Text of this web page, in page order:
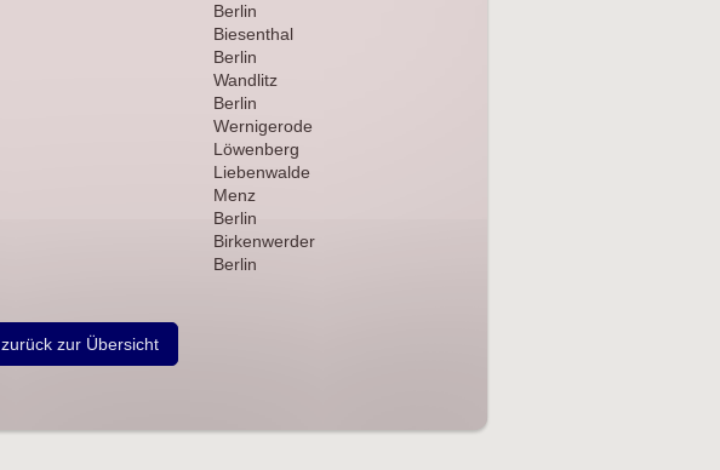
Berlin
Biesenthal
Berlin
Wandlitz
Berlin
Wernigerode
Löwenberg
Liebenwalde
Menz
Berlin
Birkenwerder
Berlin
zurück zur Übersicht